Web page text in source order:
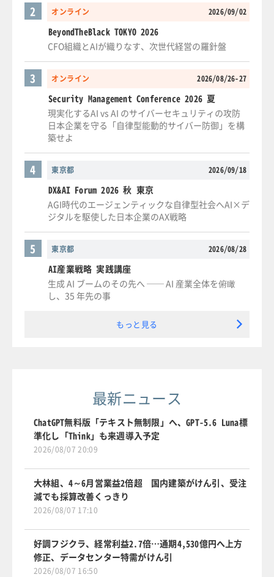
オンライン 2026/09/02
2
BeyondTheBlack TOKYO 2026
CFO組織とAIが織りなす、次世代経営の羅針盤
オンライン 2026/08/26-27
3
Security Management Conference 2026 夏
現実化するAI vs AI のサイバーセキュリティの攻防
日本企業を守る「自律型能動的サイバー防御」を構
築せよ
東京都 2026/09/18
4
DX&AI Forum 2026 秋 東京
AGI時代のエージェンティックな自律型社会へAI×デ
ジタルを駆使した日本企業のAX戦略
東京都 2026/08/28
5
AI産業戦略 実践講座
生成 AI ブームのその先へ ── AI 産業全体を俯瞰
し、35 年先の事
もっと見る
最新ニュース
ChatGPT無料版「テキスト無制限」へ、GPT-5.6 Luna標
準化し「Think」も来週導入予定
2026/08/07 20:09
大林組、4～6月営業益2倍超 国内建築がけん引、受注
減でも採算改善くっきり
2026/08/07 17:10
好調フジクラ、経常利益2.7倍…通期4,530億円へ上方
修正、データセンター特需がけん引
2026/08/07 16:50